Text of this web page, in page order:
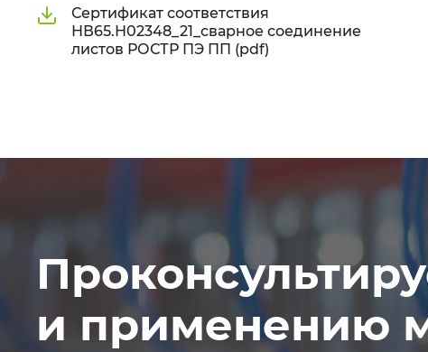
Сертификат соответствия
НВ65.Н02348_21_сварное соединение
листов РОСТР ПЭ ПП (pdf)
и применению